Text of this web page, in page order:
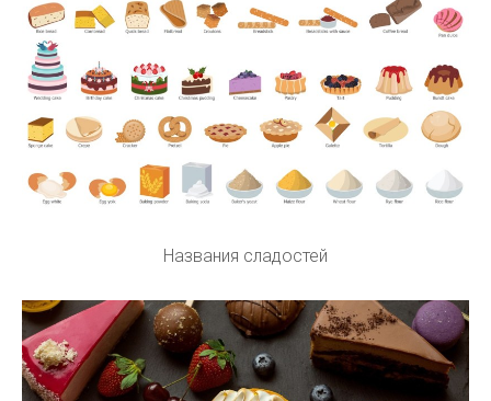
Названия сладостей